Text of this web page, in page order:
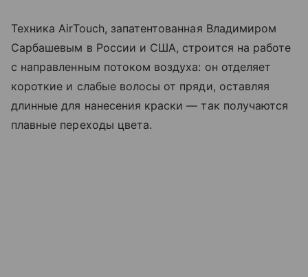
Техника AirTouch, запатентованная Владимиром
Сарбашевым в России и США, строится на работе
с направленным потоком воздуха: он отделяет
короткие и слабые волосы от пряди, оставляя
длинные для нанесения краски — так получаются
плавные переходы цвета.